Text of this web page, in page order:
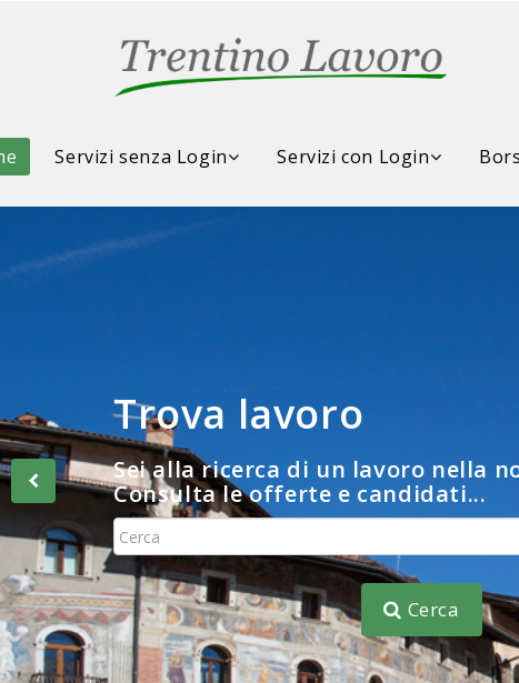
Servizi senza Login Servizi con Login
Trova lavoro
Sei alla ricerca di un lavoro nella
Consulta le offerte e candidati...
Cerca
Consulta la Borsa
Consulta